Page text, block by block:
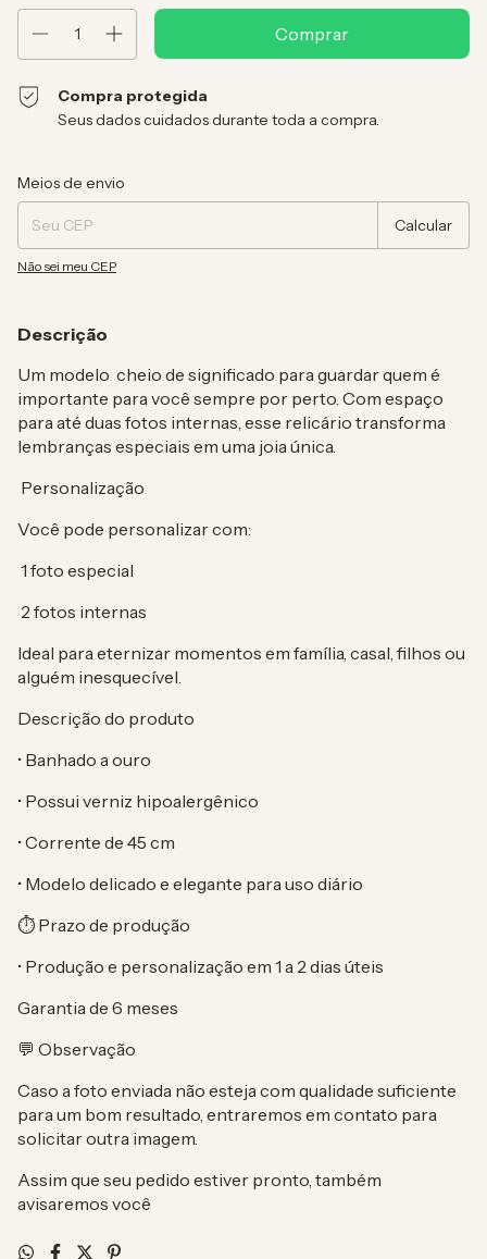
Compra protegida
Seus dados cuidados durante toda a compra.
Entregas para o CEP:
Meios de envio
Calcular
Não sei meu CEP
Descrição
Um modelo cheio de significado para guardar quem é
importante para você sempre por perto. Com espaço
para até duas fotos internas, esse relicário transforma
lembranças especiais em uma joia única.
Personalização
Você pode personalizar com:
1 foto especial
2 fotos internas
Ideal para eternizar momentos em família, casal, filhos ou
alguém inesquecível.
Descrição do produto
• Banhado a ouro
• Possui verniz hipoalergênico
• Corrente de 45 cm
• Modelo delicado e elegante para uso diário
⏱ Prazo de produção
• Produção e personalização em 1 a 2 dias úteis
Garantia de 6 meses
💬 Observação
Caso a foto enviada não esteja com qualidade suficiente
para um bom resultado, entraremos em contato para
solicitar outra imagem.
Assim que seu pedido estiver pronto, também
avisaremos você